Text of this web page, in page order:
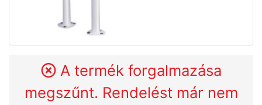
A termék forgalmazása
megszűnt. Rendelést már nem